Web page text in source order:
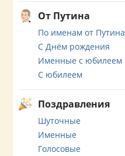
От Путина
По именам от Путина
С Днём рождения
Именные с юбилеем
С юбилеем
Поздравления
Шуточные
Именные
Голосовые